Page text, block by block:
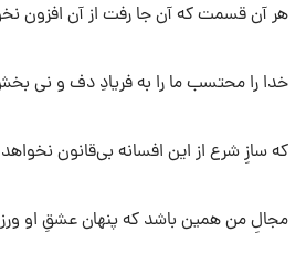
هر آن قسمت که آن جا رفت از آن افزون
خدا را محتسب ما را به فریادِ دف و نی
که سازِ شرع از این افسانه بی‌قانون
مجالِ من همین باشد که پنهان عشقِ او